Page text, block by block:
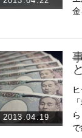
2013.04.19